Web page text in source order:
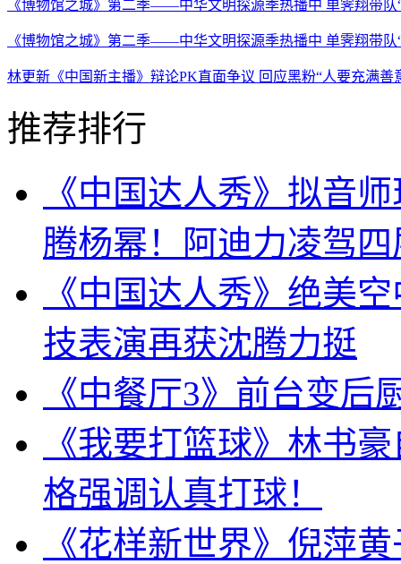
《博物馆之城》第二季——中华文明探源季热播中 单霁翔带队
《博物馆之城》第二季——中华文明探源季热播中 单霁翔带队
林更新《中国新主播》辩论PK直面争议 回应黑粉“人要充满善
推荐排行
《中国达人秀》拟音
腾杨幂！阿迪力凌驾
《中国达人秀》绝美
技表演再获沈腾力挺
《中餐厅3》前台变后
《我要打篮球》林书
格强调认真打球！
《花样新世界》倪萍